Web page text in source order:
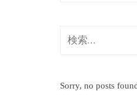
Sorry, no posts